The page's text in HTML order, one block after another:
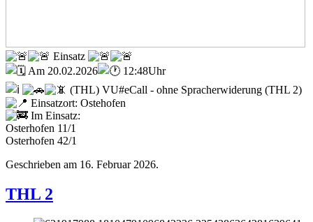
Einsatz
Am 20.02.2026
12:48Uhr
(THL) VU#eCall - ohne Spracherwiderung (THL 2)
Einsatzort: Ostehofen
Im Einsatz:
Osterhofen 11/1
Osterhofen 42/1
Geschrieben am 16. Februar 2026.
THL 2